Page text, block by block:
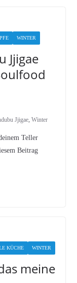
WINTER
Jjigae
Jjigae, Winter
Teller
Beitrag
KÜCHE WINTER
meine